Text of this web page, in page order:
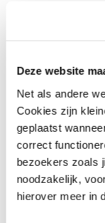
Deze website
Net als andere
Cookies zijn
geplaatst
correct
bezoekers zoals
noodzakelijk,
hierover meer in